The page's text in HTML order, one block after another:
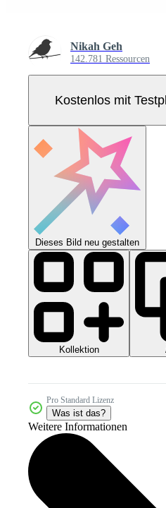
Nikah Geh
142.781 Ressourcen
Kostenlos mit
Dieses Bild neu gestalten
Kollektion
Pro Standard Lizenz
Was ist das?
Weitere Informationen